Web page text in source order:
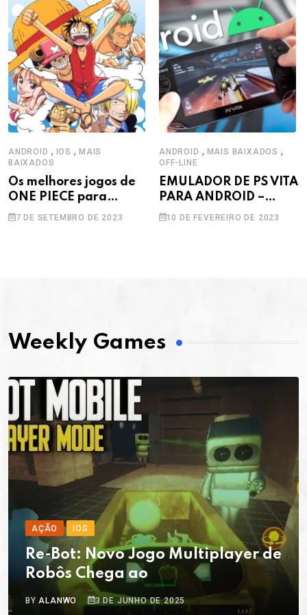
ANDROID , IOS ,MAIS
BAIXADOS
Os melhores jogos de
ONE PIECE para
Celular.
7 DE SETEMBRO DE 2023
ANDROID , MAIS BAIXADOS ,
OFF-LINE
EMULADOR DE PS VITA
PARA ANDROID –
VITA3K
10 DE FEVEREIRO DE 2023
Weekly Games
AÇÃO IOS
Re-Bot: Novo Jogo Multiplayer de
Robôs Chega ao
BY ALANWO 3 DE JUNHO DE 2025